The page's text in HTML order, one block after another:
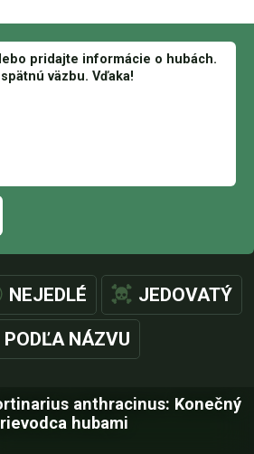
NEJEDLÉ JEDOVATÝ
PODĽA NÁZVU
anthracinus: Konečný
hubami